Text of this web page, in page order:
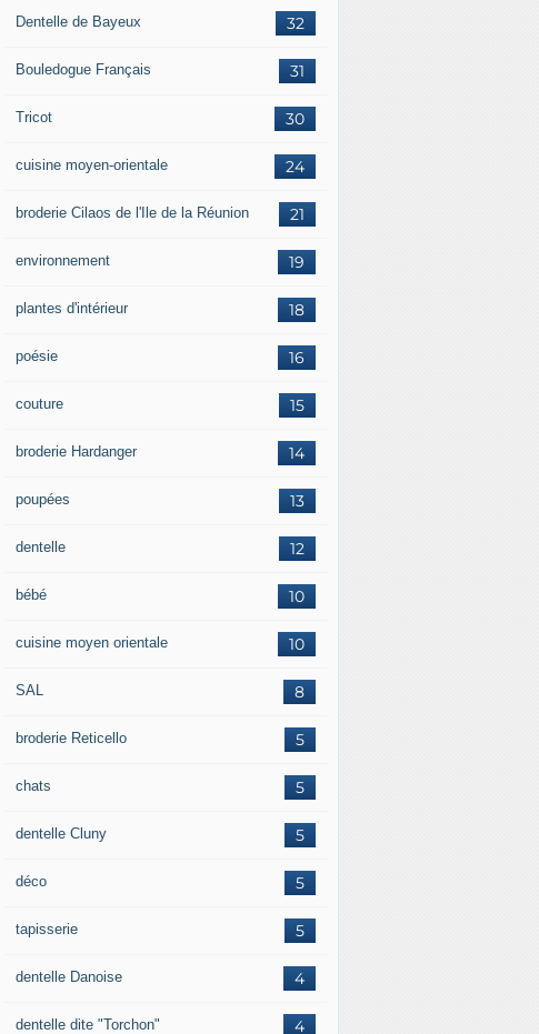
32
Dentelle de Bayeux
31
Bouledogue Français
30
Tricot
24
cuisine moyen-orientale
21
broderie Cilaos de l'Ile de la Réunion
19
environnement
18
plantes d'intérieur
16
poésie
15
couture
14
broderie Hardanger
13
poupées
12
dentelle
10
bébé
10
cuisine moyen orientale
8
SAL
5
broderie Reticello
5
chats
5
dentelle Cluny
5
déco
5
tapisserie
4
dentelle Danoise
4
dentelle dite "Torchon"